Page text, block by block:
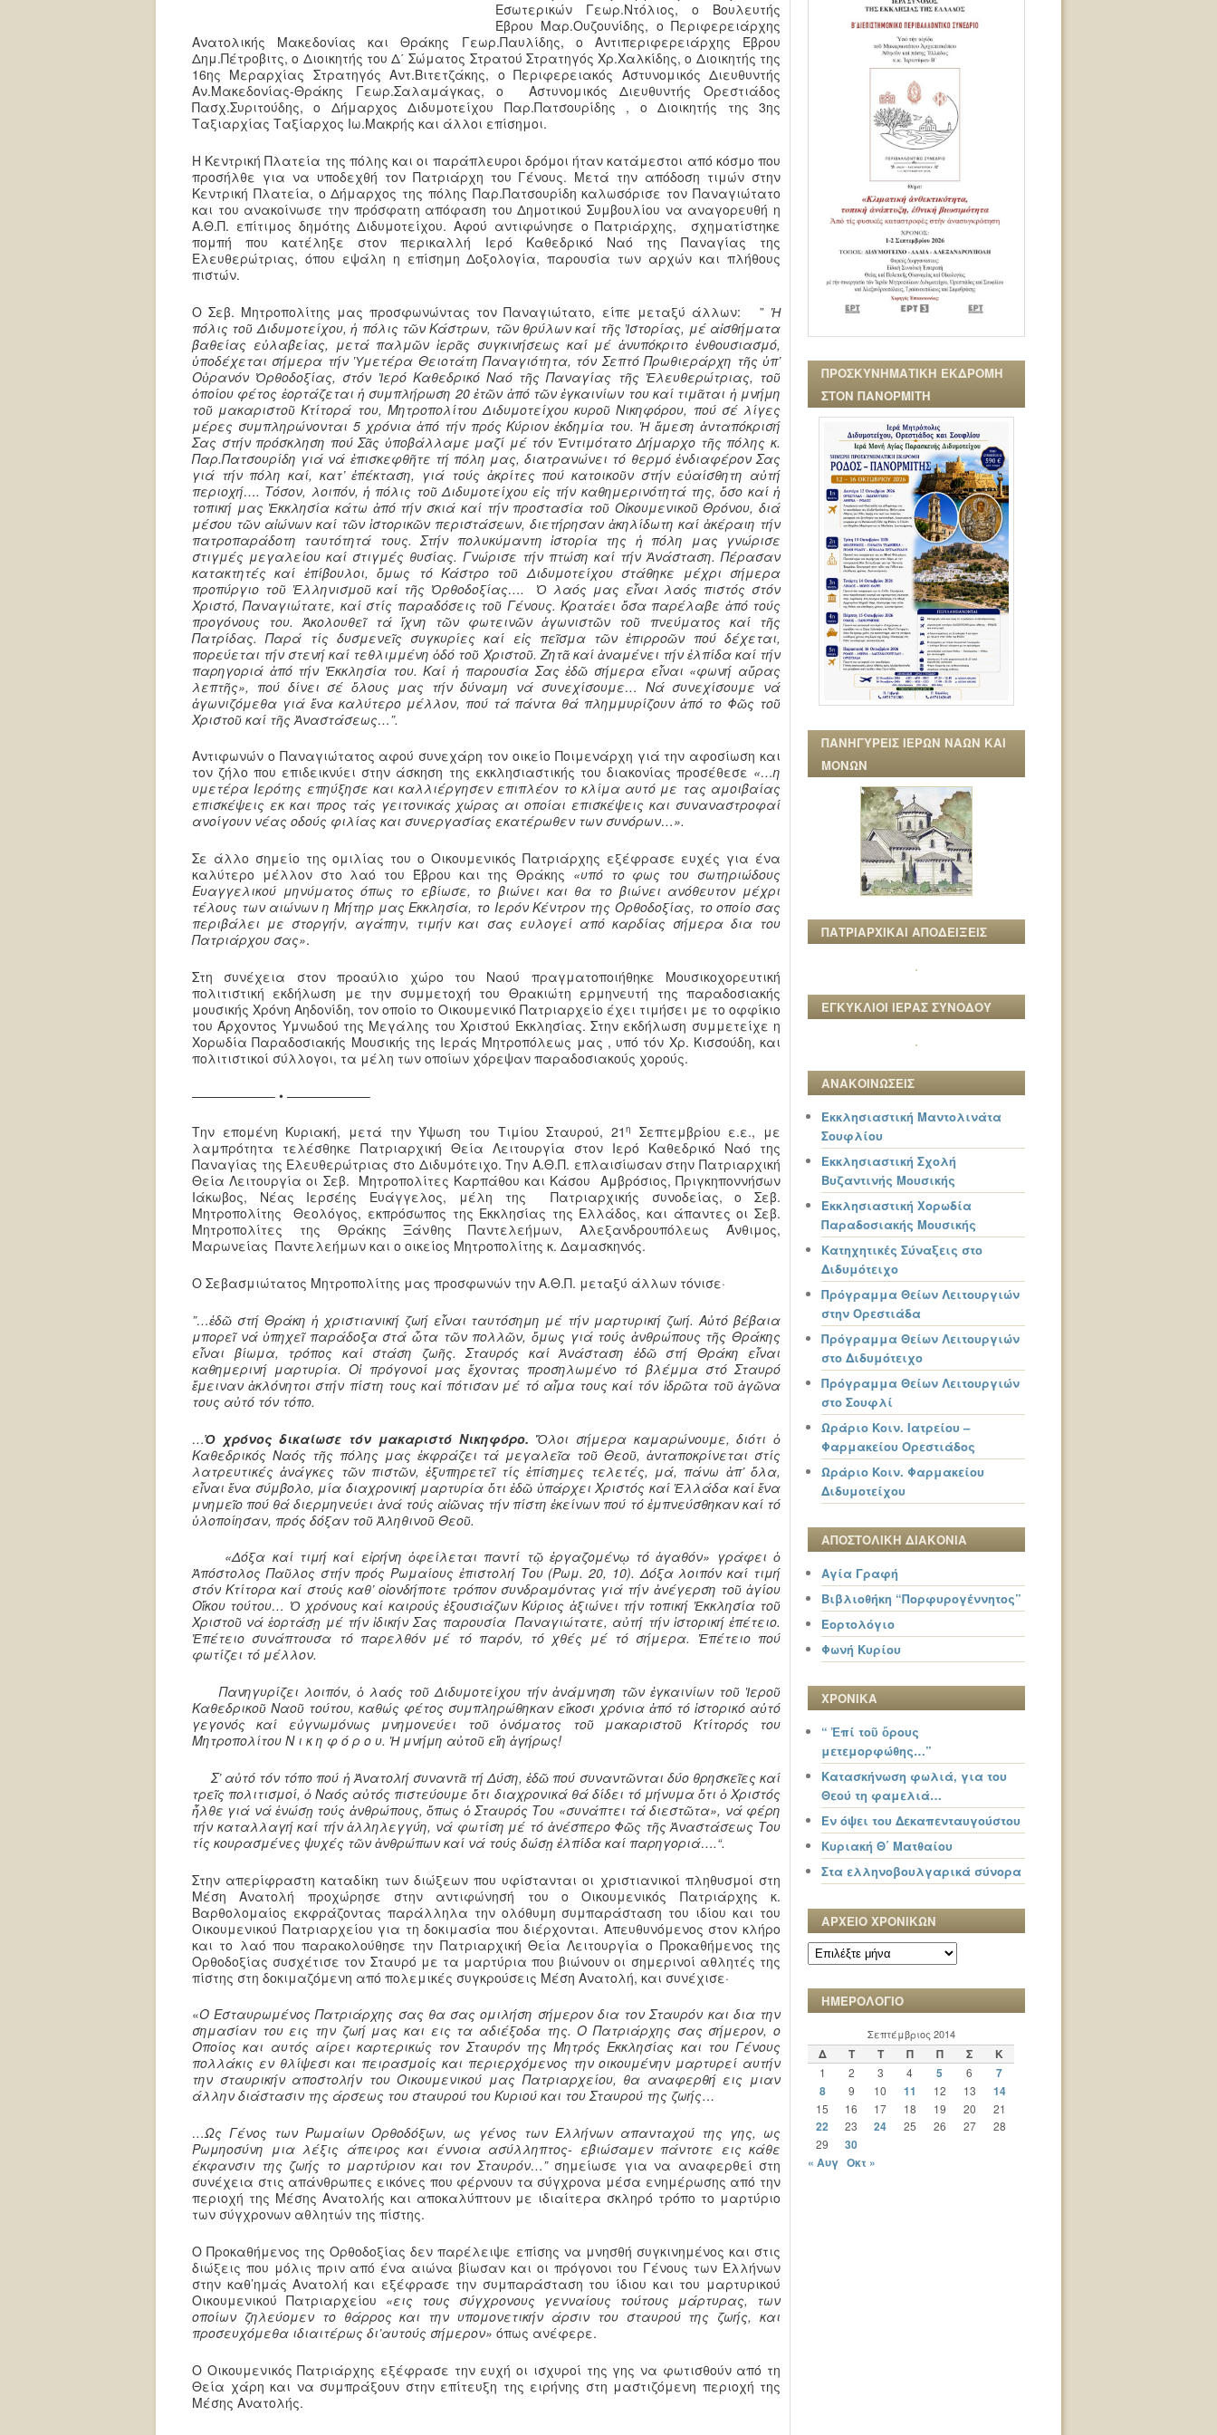
Εσωτερικών Γεωρ.Ντόλιος, ο Βουλευτής
Έβρου Μαρ.Ουζουνίδης, ο Περιφερειάρχης
Ανατολικής Μακεδονίας και Θράκης Γεωρ.Παυλίδης, ο Αντιπεριφερειάρχης Έβρου
Δημ.Πέτροβιτς, ο Διοικητής του Δ΄ Σώματος Στρατού Στρατηγός Χρ.Χαλκίδης, ο Διοικητής της
16ης Μεραρχίας Στρατηγός Αντ.Βιτετζάκης, ο Περιφερειακός Αστυνομικός Διευθυντής
Αν.Μακεδονίας-Θράκης Γεωρ.Σαλαμάγκας, ο Αστυνομικός Διευθυντής Ορεστιάδος
Πασχ.Συριτούδης, ο Δήμαρχος Διδυμοτείχου Παρ.Πατσουρίδης , ο Διοικητής της 3ης
Ταξιαρχίας Ταξίαρχος Ιω.Μακρής και άλλοι επίσημοι.
Η Κεντρική Πλατεία της πόλης και οι παράπλευροι δρόμοι ήταν κατάμεστοι από κόσμο που
προσήλθε για να υποδεχθή τον Πατριάρχη του Γένους. Μετά την απόδοση τιμών στην
Κεντρική Πλατεία, ο Δήμαρχος της πόλης Παρ.Πατσουρίδη καλωσόρισε τον Παναγιώτατο
και του ανακοίνωσε την πρόσφατη απόφαση του Δημοτικού Συμβουλίου να αναγορευθή η
Α.Θ.Π. επίτιμος δημότης Διδυμοτείχου. Αφού αντιφώνησε ο Πατριάρχης, σχηματίστηκε
πομπή που κατέληξε στον περικαλλή Ιερό Καθεδρικό Ναό της Παναγίας της
Ελευθερώτριας, όπου εψάλη η επίσημη Δοξολογία, παρουσία των αρχών και πλήθους
πιστών.
Ο Σεβ. Μητροπολίτης μας προσφωνώντας τον Παναγιώτατο, είπε μεταξύ άλλων: ” Ἡ
πόλις τοῦ Διδυμοτείχου, ἡ πόλις τῶν Κάστρων, τῶν θρύλων καί τῆς Ἱστορίας, μέ αἰσθήματα
βαθείας εὐλαβείας, μετά παλμῶν ἱερᾶς συγκινήσεως καί μέ ἀνυπόκριτο ἐνθουσιασμό,
ὑποδέχεται σήμερα τήν Ὑμετέρα Θειοτάτη Παναγιότητα, τόν Σεπτό Πρωθιεράρχη τῆς ὑπ’
Οὐρανόν Ὀρθοδοξίας, στόν Ἱερό Καθεδρικό Ναό τῆς Παναγίας τῆς Ἐλευθερώτριας, τοῦ
ὁποίου φέτος ἑορτάζεται ἡ συμπλήρωση 20 ἐτῶν ἀπό τῶν ἐγκαινίων του καί τιμᾶται ἡ μνήμη
τοῦ μακαριστοῦ Κτίτορά του, Μητροπολίτου Διδυμοτείχου κυροῦ Νικηφόρου, πού σέ λίγες
μέρες συμπληρώνονται 5 χρόνια ἀπό τήν πρός Κύριον ἐκδημία του. Ἡ ἄμεση ἀνταπόκρισή
Σας στήν πρόσκληση πού Σᾶς ὑποβάλλαμε μαζί μέ τόν Ἐντιμότατο Δήμαρχο τῆς πόλης κ.
Παρ.Πατσουρίδη γιά νά ἐπισκεφθῆτε τή πόλη μας, διατρανώνει τό θερμό ἐνδιαφέρον Σας
γιά τήν πόλη καί, κατ’ ἐπέκταση, γιά τούς ἀκρίτες πού κατοικοῦν στήν εὐαίσθητη αὐτή
περιοχή…. Τόσον, λοιπόν, ἡ πόλις τοῦ Διδυμοτείχου εἰς τήν καθημερινότητά της, ὅσο καί ἡ
τοπική μας Ἐκκλησία κάτω ἀπό τήν σκιά καί τήν προστασία τοῦ Οἰκουμενικοῦ Θρόνου, διά
μέσου τῶν αἰώνων καί τῶν ἱστορικῶν περιστάσεων, διετήρησαν ἀκηλίδωτη καί ἀκέραιη τήν
πατροπαράδοτη ταυτότητά τους. Στήν πολυκύμαντη ἱστορία της ἡ πόλη μας γνώρισε
στιγμές μεγαλείου καί στιγμές θυσίας. Γνώρισε τήν πτώση καί τήν Ἀνάσταση. Πέρασαν
κατακτητές καί ἐπίβουλοι, ὅμως τό Κάστρο τοῦ Διδυμοτείχου στάθηκε μέχρι σήμερα
προπύργιο τοῦ Ἑλληνισμοῦ καί τῆς Ὀρθοδοξίας….
Ὁ λαός μας εἶναι λαός πιστός στόν
Χριστό, Παναγιώτατε, καί στίς παραδόσεις τοῦ Γένους. Κρατάει ὅσα παρέλαβε ἀπό τούς
προγόνους του. Ἀκολουθεῖ τά ἴχνη τῶν φωτεινῶν ἀγωνιστῶν τοῦ πνεύματος καί τῆς
Πατρίδας. Παρά τίς δυσμενεῖς συγκυρίες καί εἰς πεῖσμα τῶν ἐπιρροῶν πού δέχεται,
πορεύεται τήν στενή καί τεθλιμμένη ὁδό τοῦ Χριστοῦ. Ζητᾶ καί ἀναμένει τήν ἐλπίδα καί τήν
παρηγοριά ἀπό τήν Ἐκκλησία του. Καί ἡ παρουσία Σας ἐδῶ σήμερα εἶναι «φωνή αὔρας
λεπτῆς», πού δίνει σέ ὅλους μας τήν δύναμη νά συνεχίσουμε… Νά συνεχίσουμε νά
ἀγωνιζόμεθα γιά ἕνα καλύτερο μέλλον, πού τά πάντα θά πλημμυρίζουν ἀπό το Φῶς τοῦ
Χριστοῦ καί τῆς Ἀναστάσεως…”.
Αντιφωνών ο Παναγιώτατος αφού συνεχάρη τον οικείο Ποιμενάρχη γιά την αφοσίωση και
τον ζήλο που επιδεικνύει στην άσκηση της εκκλησιαστικής του διακονίας προσέθεσε «…η
υμετέρα Ιερότης επηύξησε και καλλιέργησεν επιπλέον το κλίμα αυτό με τας αμοιβαίας
επισκέψεις εκ και προς τάς γειτονικάς χώρας αι οποίαι επισκέψεις και συναναστροφαί
ανοίγουν νέας οδούς φιλίας και συνεργασίας εκατέρωθεν των συνόρων…».
Σε άλλο σημείο της ομιλίας του ο Οικουμενικός Πατριάρχης εξέφρασε ευχές για ένα
καλύτερο μέλλον στο λαό του Έβρου και της Θράκης «υπό το φως του σωτηριώδους
Ευαγγελικού μηνύματος όπως το εβίωσε, το βιώνει και θα το βιώνει ανόθευτον μέχρι
τέλους των αιώνων η Μήτηρ μας Εκκλησία, το Ιερόν Κέντρον της Ορθοδοξίας, το οποίο σας
περιβάλει με στοργήν, αγάπην, τιμήν και σας ευλογεί από καρδίας σήμερα δια του
Πατριάρχου σας».
Στη συνέχεια στον προαύλιο χώρο του Ναού πραγματοποιήθηκε Μουσικοχορευτική
πολιτιστική εκδήλωση με την συμμετοχή του Θρακιώτη ερμηνευτή της παραδοσιακής
μουσικής Χρόνη Αηδονίδη, τον οποίο το Οικουμενικό Πατριαρχείο έχει τιμήσει με το οφφίκιο
του Άρχοντος Υμνωδού της Μεγάλης του Χριστού Εκκλησίας. Στην εκδήλωση συμμετείχε η
Χορωδία Παραδοσιακής Μουσικής της Ιεράς Μητροπόλεως μας , υπό τόν Χρ. Κισσούδη, και
πολιτιστικοί σύλλογοι, τα μέλη των οποίων χόρεψαν παραδοσιακούς χορούς.
——————– • ——————–
Την επομένη Κυριακή, μετά την Ύψωση του Τιμίου Σταυρού, 21 η
Σεπτεμβρίου ε.ε., με
λαμπρότητα τελέσθηκε Πατριαρχική Θεία Λειτουργία στον Ιερό Καθεδρικό Ναό της
Παναγίας της Ελευθερώτριας στο Διδυμότειχο. Την Α.Θ.Π. επλαισίωσαν στην Πατριαρχική
Θεία Λειτουργία οι Σεβ. Μητροπολίτες Καρπάθου και Κάσου Αμβρόσιος, Πριγκηποννήσων
Ιάκωβος, Νέας Ιερσέης Ευάγγελος, μέλη της Πατριαρχικής συνοδείας, ο Σεβ.
Μητροπολίτης Θεολόγος, εκπρόσωπος της Εκκλησίας της Ελλάδος, και άπαντες οι Σεβ.
Μητροπολίτες της Θράκης Ξάνθης Παντελεήμων, Αλεξανδρουπόλεως Άνθιμος,
Μαρωνείας Παντελεήμων και ο οικείος Μητροπολίτης κ. Δαμασκηνός.
Ο Σεβασμιώτατος Μητροπολίτης μας προσφωνών την Α.Θ.Π. μεταξύ άλλων τόνισε·
”…ἐδῶ στή Θράκη ἡ χριστιανική ζωή εἶναι ταυτόσημη μέ τήν μαρτυρική ζωή. Αὐτό βέβαια
μπορεῖ νά ὑπηχεῖ παράδοξα στά ὦτα τῶν πολλῶν, ὅμως γιά τούς ἀνθρώπους τῆς Θράκης
εἶναι βίωμα, τρόπος καί στάση ζωῆς. Σταυρός καί Ἀνάσταση ἐδῶ στή Θράκη εἶναι
καθημερινή μαρτυρία. Οἱ πρόγονοί μας ἔχοντας προσηλωμένο τό βλέμμα στό Σταυρό
ἔμειναν ἀκλόνητοι στήν πίστη τους καί πότισαν μέ τό αἷμα τους καί τόν ἱδρῶτα τοῦ ἀγῶνα
τους αὐτό τόν τόπο.
…Ὁ χρόνος δικαίωσε τόν μακαριστό Νικηφόρο. Ὅλοι σήμερα καμαρώνουμε, διότι ὁ
Καθεδρικός Ναός τῆς πόλης μας ἐκφράζει τά μεγαλεῖα τοῦ Θεοῦ, ἀνταποκρίνεται στίς
λατρευτικές ἀνάγκες τῶν πιστῶν, ἐξυπηρετεῖ τίς ἐπίσημες τελετές, μά, πάνω ἀπ’ ὅλα,
εἶναι ἕνα σύμβολο, μία διαχρονική μαρτυρία ὅτι ἐδῶ ὑπάρχει Χριστός καί Ἑλλάδα καί ἕνα
μνημεῖο πού θά διερμηνεύει ἀνά τούς αἰῶνας τήν πίστη ἐκείνων πού τό ἐμπνεύσθηκαν καί τό
ὑλοποίησαν, πρός δόξαν τοῦ Ἀληθινοῦ Θεοῦ.
«Δόξα καί τιμή καί εἰρήνη ὀφείλεται παντί τῷ ἐργαζομένῳ τό ἀγαθόν» γράφει ὁ
Ἀπόστολος Παῦλος στήν πρός Ρωμαίους ἐπιστολή Του (Ρωμ. 20, 10). Δόξα λοιπόν καί τιμή
στόν Κτίτορα καί στούς καθ’ οἱονδήποτε τρόπον συνδραμόντας γιά τήν ἀνέγερση τοῦ ἁγίου
Οἴκου τούτου… Ὁ χρόνους καί καιρούς ἐξουσιάζων Κύριος ἀξιώνει τήν τοπική Ἐκκλησία τοῦ
Χριστοῦ νά ἑορτάσῃ μέ τήν ἰδικήν Σας παρουσία Παναγιώτατε, αὐτή τήν ἱστορική ἐπέτειο.
Ἐπέτειο συνάπτουσα τό παρελθόν μέ τό παρόν, τό χθές μέ τό σήμερα. Ἐπέτειο πού
φωτίζει τό μέλλον.
Πανηγυρίζει λοιπόν, ὁ λαός τοῦ Διδυμοτείχου τήν ἀνάμνηση τῶν ἐγκαινίων τοῦ Ἱεροῦ
Καθεδρικοῦ Ναοῦ τούτου, καθώς φέτος συμπληρώθηκαν εἴκοσι χρόνια ἀπό τό ἱστορικό αὐτό
γεγονός καί εὐγνωμόνως μνημονεύει τοῦ ὀνόματος τοῦ μακαριστοῦ Κτίτορός του
Μητροπολίτου Ν ι κ η φ ό ρ ο υ. Ἡ μνήμη αὐτοῦ εἴη ἀγήρως!
Σ’ αὐτό τόν τόπο πού ἡ Ἀνατολή συναντᾶ τή Δύση, ἐδῶ πού συναντῶνται δύο θρησκεῖες καί
τρεῖς πολιτισμοί, ὁ Ναός αὐτός πιστεύουμε ὅτι διαχρονικά θά δίδει τό μήνυμα ὅτι ὁ Χριστός
ἦλθε γιά νά ἑνώσῃ τούς ἀνθρώπους, ὅπως ὁ Σταυρός Του «συνάπτει τά διεστῶτα», νά φέρη
τήν καταλλαγή καί τήν ἀλληλεγγύη, νά φωτίση μέ τό ἀνέσπερο Φῶς τῆς Ἀναστάσεως Του
τίς κουρασμένες ψυχές τῶν ἀνθρώπων καί νά τούς δώσῃ ἐλπίδα καί παρηγοριά….“.
Στην απερίφραστη καταδίκη των διώξεων που υφίστανται οι χριστιανικοί πληθυσμοί στη
Μέση Ανατολή προχώρησε στην αντιφώνησή του ο Οικουμενικός Πατριάρχης κ.
Βαρθολομαίος εκφράζοντας παράλληλα την ολόθυμη συμπαράσταση του ιδίου και του
Οικουμενικού Πατριαρχείου για τη δοκιμασία που διέρχονται. Απευθυνόμενος στον κλήρο
και το λαό που παρακολούθησε την Πατριαρχική Θεία Λειτουργία ο Προκαθήμενος της
Ορθοδοξίας συσχέτισε τον Σταυρό με τα μαρτύρια που βιώνουν οι σημερινοί αθλητές της
πίστης στη δοκιμαζόμενη από πολεμικές συγκρούσεις Μέση Ανατολή, και συνέχισε·
«Ο Εσταυρωμένος Πατριάρχης σας θα σας ομιλήση σήμερον δια τον Σταυρόν και δια την
σημασίαν του εις την ζωή μας και εις τα αδιέξοδα της. Ο Πατριάρχης σας σήμερον, ο
Οποίος και αυτός αίρει καρτερικώς τον Σταυρόν της Μητρός Εκκλησίας και του Γένους
πολλάκις εν θλίψεσι και πειρασμοίς και περιερχόμενος την οικουμένην μαρτυρεί αυτήν
την σταυρικήν αποστολήν του Οικουμενικού μας Πατριαρχείου, θα αναφερθή εις μιαν
άλλην διάστασιν της άρσεως του σταυρού του Κυριού και του Σταυρού της ζωής…
…Ως Γένος των Ρωμαίων Ορθοδόξων, ως γένος των Ελλήνων απανταχού της γης, ως
Ρωμηοσύνη μια λέξις άπειρος και έννοια ασύλληπτος- εβιώσαμεν πάντοτε εις κάθε
έκφανσιν της ζωής το μαρτύριον και τον Σταυρόν…”σημείωσε για να αναφερθεί στη
συνέχεια στις απάνθρωπες εικόνες που φέρνουν τα σύγχρονα μέσα ενημέρωσης από την
περιοχή της Μέσης Ανατολής και αποκαλύπτουν με ιδιαίτερα σκληρό τρόπο το μαρτύριο
των σύγχρονων αθλητών της πίστης.
Ο Προκαθήμενος της Ορθοδοξίας δεν παρέλειψε επίσης να μνησθή συγκινημένος και στις
διώξεις που μόλις πριν από ένα αιώνα βίωσαν και οι πρόγονοι του Γένους των Ελλήνων
στην καθ’ημάς Ανατολή και εξέφρασε την συμπαράσταση του ίδιου και του μαρτυρικού
Οικουμενικού Πατριαρχείου «εις τους σύγχρονους γενναίους τούτους μάρτυρας, των
οποίων ζηλεύομεν το θάρρος και την υπομονετικήν άρσιν του σταυρού της ζωής, και
προσευχόμεθα ιδιαιτέρως δι’αυτούς σήμερον» όπως ανέφερε.
Ο Οικουμενικός Πατριάρχης εξέφρασε την ευχή οι ισχυροί της γης να φωτισθούν από τη
Θεία χάρη και να συμπράξουν στην επίτευξη της ειρήνης στη μαστιζόμενη περιοχή της
Μέσης Ανατολής.
ΠΡΟΣΚΥΝΗΜΑΤΙΚΗ ΕΚΔΡΟΜΗ
ΣΤΟΝ ΠΑΝΟΡΜΙΤΗ
ΠΑΝΗΓΥΡΕΙΣ ΙΕΡΩΝ ΝΑΩΝ ΚΑΙ
ΜΟΝΩΝ
ΠΑΤΡΙΑΡΧΙΚΑΙ ΑΠΟΔΕΙΞΕΙΣ
ΕΓΚΥΚΛΙΟΙ ΙΕΡΑΣ ΣΥΝΟΔΟΥ
ΑΝΑΚΟΙΝΩΣΕΙΣ
Εκκλησιαστική Μαντολινάτα
Σουφλίου
Εκκλησιαστική Σχολή
Βυζαντινής Μουσικής
Εκκλησιαστική Χορωδία
Παραδοσιακής Μουσικής
Κατηχητικές Σύναξεις στο
Διδυμότειχο
Πρόγραμμα Θείων Λειτουργιών
στην Ορεστιάδα
Πρόγραμμα Θείων Λειτουργιών
στο Διδυμότειχο
Πρόγραμμα Θείων Λειτουργιών
στο Σουφλί
Ωράριο Κοιν. Ιατρείου –
Φαρμακείου Ορεστιάδος
Ωράριο Κοιν. Φαρμακείου
Διδυμοτείχου
ΑΠΟΣΤΟΛΙΚΗ ΔΙΑΚΟΝΙΑ
Αγία Γραφή
Βιβλιοθήκη “Πορφυρογέννητος”
Εορτολόγιο
Φωνή Κυρίου
ΧΡΟΝΙΚΑ
“ Ἐπί τοῦ ὄρους
μετεμορφώθης…”
Κατασκήνωση φωλιά, για του
Θεού τη φαμελιά…
Εν όψει του Δεκαπενταυγούστου
Κυριακή Θ΄ Ματθαίου
Στα ελληνοβουλγαρικά σύνορα
ΑΡΧΕΙΟ ΧΡΟΝΙΚΩΝ
ΑΡΧΕΙΟ
ΧΡΟΝΙΚΩΝ
ΗΜΕΡΟΛΟΓΙΟ
Σεπτέμβριος 2014
Δ Τ Τ Π Π Σ Κ
1 2 3 4 5 6
7
8
9 10 11 12 13 14
15 16 17 18 19 20 21
22 23 24 25 26 27
28
29
30
« Αυγ Οκτ »